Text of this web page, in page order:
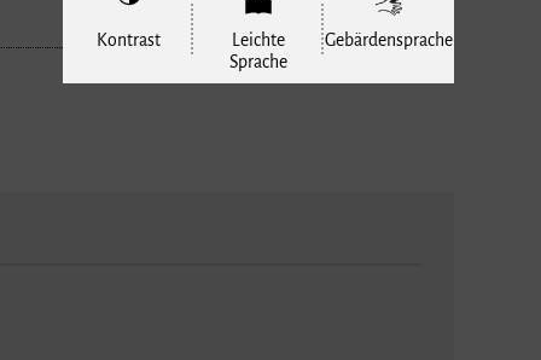
Kontrast
Leichte
Sprache
Gebärdensprache